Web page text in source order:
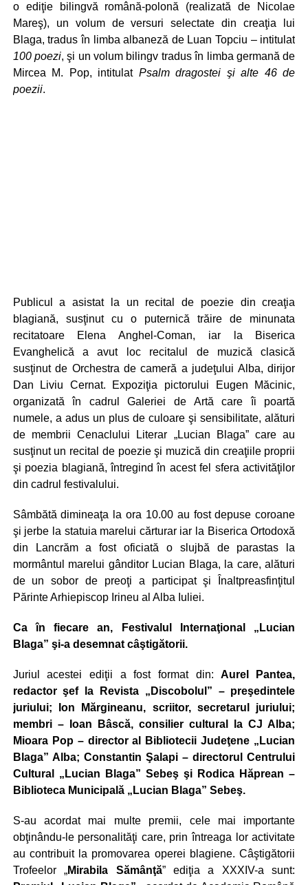
o ediţie bilingvă română-polonă (realizată de Nicolae
Mareş), un volum de versuri selectate din creaţia lui
Blaga, tradus în limba albaneză de Luan Topciu – intitulat
100 poezi, şi un volum bilingv tradus în limba germană de
Mircea M. Pop, intitulat Psalm dragostei şi alte 46 de
poezii.
Publicul a asistat la un recital de poezie din creaţia
blagiană, susţinut cu o puternică trăire de minunata
recitatoare Elena Anghel-Coman, iar la Biserica
Evanghelică a avut loc recitalul de muzică clasică
susţinut de Orchestra de cameră a judeţului Alba, dirijor
Dan Liviu Cernat. Expoziţia pictorului Eugen Măcinic,
organizată în cadrul Galeriei de Artă care îi poartă
numele, a adus un plus de culoare şi sensibilitate, alături
de membrii Cenaclului Literar „Lucian Blaga” care au
susţinut un recital de poezie şi muzică din creaţiile proprii
şi poezia blagiană, întregind în acest fel sfera activităţilor
din cadrul festivalului.
Sâmbătă dimineaţa la ora 10.00 au fost depuse coroane
şi jerbe la statuia marelui cărturar iar la Biserica Ortodoxă
din Lancrăm a fost oficiată o slujbă de parastas la
mormântul marelui gânditor Lucian Blaga, la care, alături
de un sobor de preoţi a participat şi Înaltpreasfinţitul
Părinte Arhiepiscop Irineu al Alba Iuliei.
Ca în fiecare an, Festivalul Internaţional „Lucian
Blaga” şi-a desemnat câştigătorii.
Juriul acestei ediţii a fost format din: Aurel Pantea,
redactor şef la Revista „Discobolul” – preşedintele
juriului; Ion Mărgineanu, scriitor, secretarul juriului;
membri – Ioan Bâscă, consilier cultural la CJ Alba;
Mioara Pop – director al Bibliotecii Judeţene „Lucian
Blaga” Alba; Constantin Şalapi – directorul Centrului
Cultural „Lucian Blaga” Sebeş şi Rodica Hăprean –
Biblioteca Municipală „Lucian Blaga” Sebeş.
S-au acordat mai multe premii, cele mai importante
obţinându-le personalităţi care, prin întreaga lor activitate
au contribuit la promovarea operei blagiene. Câştigătorii
Trofeelor „Mirabila Sămânţă” ediţia a XXXIV-a sunt: